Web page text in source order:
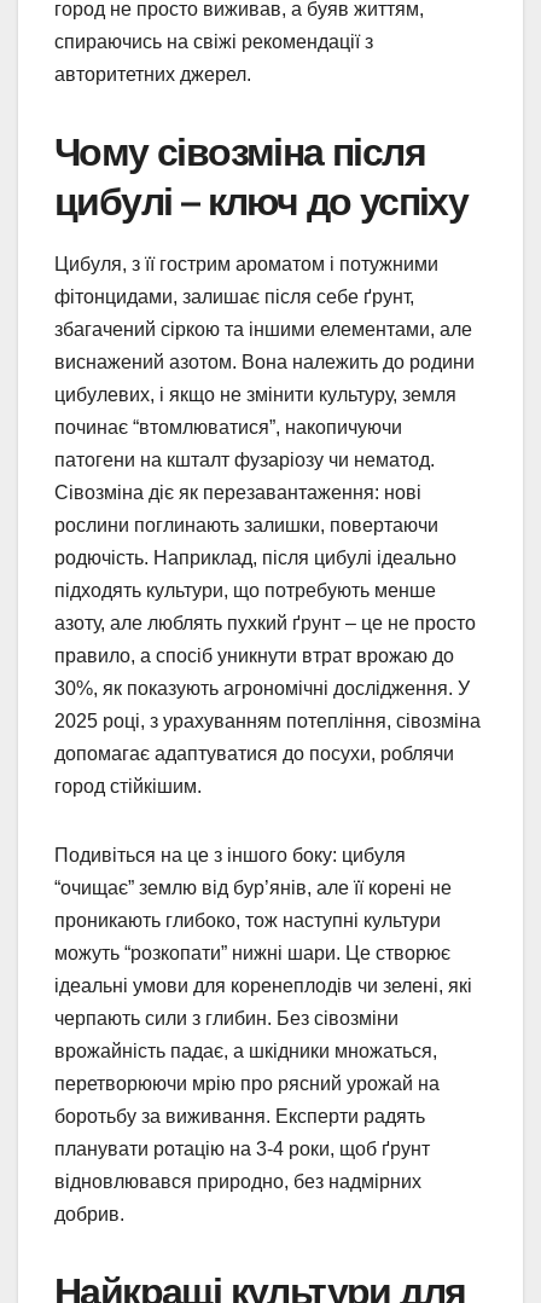
город не просто виживав, а буяв життям,
спираючись на свіжі рекомендації з
авторитетних джерел.
Чому сівозміна після
цибулі – ключ до успіху
Цибуля, з її гострим ароматом і потужними
фітонцидами, залишає після себе ґрунт,
збагачений сіркою та іншими елементами, але
виснажений азотом. Вона належить до родини
цибулевих, і якщо не змінити культуру, земля
починає “втомлюватися”, накопичуючи
патогени на кшталт фузаріозу чи нематод.
Сівозміна діє як перезавантаження: нові
рослини поглинають залишки, повертаючи
родючість. Наприклад, після цибулі ідеально
підходять культури, що потребують менше
азоту, але люблять пухкий ґрунт – це не просто
правило, а спосіб уникнути втрат врожаю до
30%, як показують агрономічні дослідження. У
2025 році, з урахуванням потепління, сівозміна
допомагає адаптуватися до посухи, роблячи
город стійкішим.
Подивіться на це з іншого боку: цибуля
“очищає” землю від бур’янів, але її корені не
проникають глибоко, тож наступні культури
можуть “розкопати” нижні шари. Це створює
ідеальні умови для коренеплодів чи зелені, які
черпають сили з глибин. Без сівозміни
врожайність падає, а шкідники множаться,
перетворюючи мрію про рясний урожай на
боротьбу за виживання. Експерти радять
планувати ротацію на 3-4 роки, щоб ґрунт
відновлювався природно, без надмірних
добрив.
Найкращі культури для